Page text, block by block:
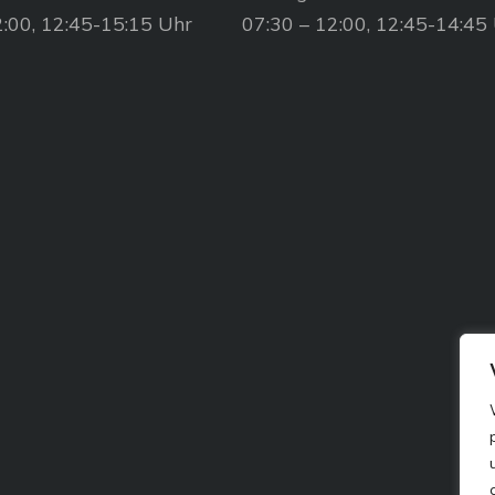
12:45-15:15 Uhr
07:30 – 12:00, 12:45-14:45